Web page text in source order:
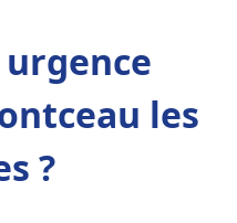
les
?